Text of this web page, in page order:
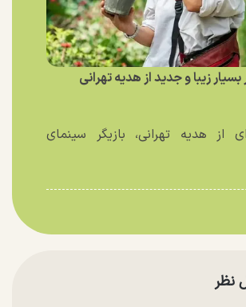
زیبا و جدید از هدیه تهرانی
از هدیه تهرانی، بازیگر سینمای
نظر